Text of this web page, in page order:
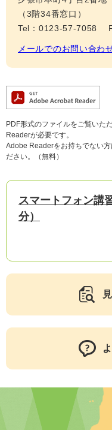
（3階34番窓口）
Tel：0123-57-7058
メールでのお問い合わ
PDF形式のファイルをご覧いた
Readerが必要です。
Adobe Readerをお持ちでない
ださい。（無料）
スマートフォン講
分）